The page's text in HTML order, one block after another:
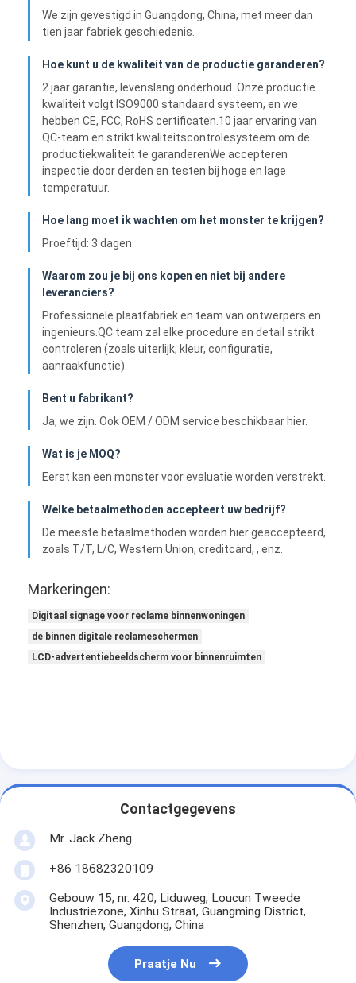
We zijn gevestigd in Guangdong, China, met meer dan
tien jaar fabriek geschiedenis.
Hoe kunt u de kwaliteit van de productie garanderen?
2 jaar garantie, levenslang onderhoud. Onze productie
kwaliteit volgt ISO9000 standaard systeem, en we
hebben CE, FCC, RoHS certificaten.10 jaar ervaring van
QC-team en strikt kwaliteitscontrolesysteem om de
productiekwaliteit te garanderenWe accepteren
inspectie door derden en testen bij hoge en lage
temperatuur.
Hoe lang moet ik wachten om het monster te krijgen?
Proeftijd: 3 dagen.
Waarom zou je bij ons kopen en niet bij andere
leveranciers?
Professionele plaatfabriek en team van ontwerpers en
ingenieurs.QC team zal elke procedure en detail strikt
controleren (zoals uiterlijk, kleur, configuratie,
aanraakfunctie).
Bent u fabrikant?
Ja, we zijn. Ook OEM / ODM service beschikbaar hier.
Wat is je MOQ?
Eerst kan een monster voor evaluatie worden verstrekt.
Welke betaalmethoden accepteert uw bedrijf?
De meeste betaalmethoden worden hier geaccepteerd,
zoals T/T, L/C, Western Union, creditcard, , enz.
Markeringen:
Digitaal signage voor reclame binnenwoningen
de binnen digitale reclameschermen
LCD-advertentiebeeldscherm voor binnenruimten
Contactgegevens
Mr. Jack Zheng
+86 18682320109
Gebouw 15, nr. 420, Liduweg, Loucun Tweede
Industriezone, Xinhu Straat, Guangming District,
Shenzhen, Guangdong, China
Praatje Nu